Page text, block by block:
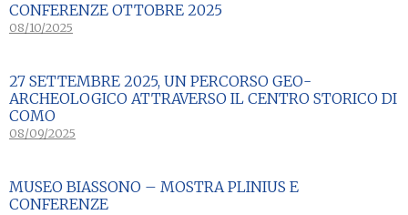
CONFERENZE OTTOBRE 2025
08/10/2025
27 SETTEMBRE 2025, UN PERCORSO GEO-
ARCHEOLOGICO ATTRAVERSO IL CENTRO STORICO DI
COMO
08/09/2025
MUSEO BIASSONO – MOSTRA PLINIUS E
CONFERENZE